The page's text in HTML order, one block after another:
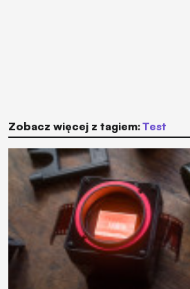
Zobacz więcej z tagiem: test